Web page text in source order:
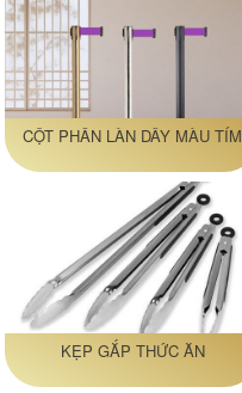
CỘT PHÂN LÀN DÂY MÀU TÍM
KẸP GẮP THỨC ĂN